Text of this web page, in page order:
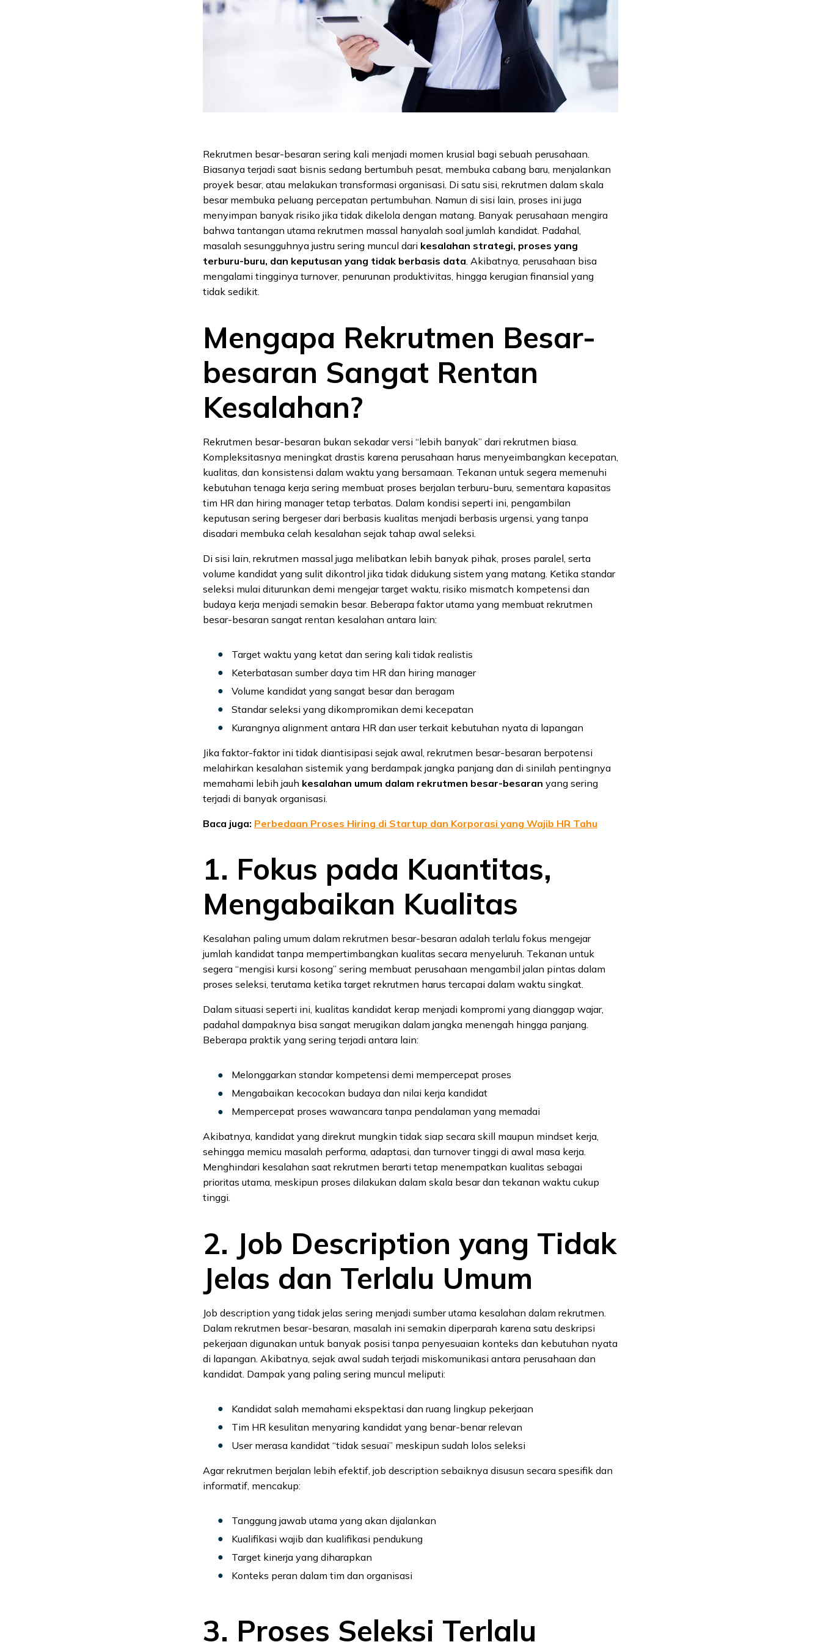
Rekrutmen besar-besaran sering kali menjadi momen krusial bagi sebuah perusahaan.
Biasanya terjadi saat bisnis sedang bertumbuh pesat, membuka cabang baru, menjalankan
proyek besar, atau melakukan transformasi organisasi. Di satu sisi, rekrutmen dalam skala
besar membuka peluang percepatan pertumbuhan. Namun di sisi lain, proses ini juga
menyimpan banyak risiko jika tidak dikelola dengan matang. Banyak perusahaan mengira
bahwa tantangan utama rekrutmen massal hanyalah soal jumlah kandidat. Padahal,
masalah sesungguhnya justru sering muncul dari kesalahan strategi, proses yang
terburu-buru, dan keputusan yang tidak berbasis data. Akibatnya, perusahaan bisa
mengalami tingginya turnover, penurunan produktivitas, hingga kerugian finansial yang
tidak sedikit.
Mengapa Rekrutmen Besar-
besaran Sangat Rentan
Kesalahan?
Rekrutmen besar-besaran bukan sekadar versi “lebih banyak” dari rekrutmen biasa.
Kompleksitasnya meningkat drastis karena perusahaan harus menyeimbangkan kecepatan,
kualitas, dan konsistensi dalam waktu yang bersamaan. Tekanan untuk segera memenuhi
kebutuhan tenaga kerja sering membuat proses berjalan terburu-buru, sementara kapasitas
tim HR dan hiring manager tetap terbatas. Dalam kondisi seperti ini, pengambilan
keputusan sering bergeser dari berbasis kualitas menjadi berbasis urgensi, yang tanpa
disadari membuka celah kesalahan sejak tahap awal seleksi.
Di sisi lain, rekrutmen massal juga melibatkan lebih banyak pihak, proses paralel, serta
volume kandidat yang sulit dikontrol jika tidak didukung sistem yang matang. Ketika standar
seleksi mulai diturunkan demi mengejar target waktu, risiko mismatch kompetensi dan
budaya kerja menjadi semakin besar. Beberapa faktor utama yang membuat rekrutmen
besar-besaran sangat rentan kesalahan antara lain:
Target waktu yang ketat dan sering kali tidak realistis
Keterbatasan sumber daya tim HR dan hiring manager
Volume kandidat yang sangat besar dan beragam
Standar seleksi yang dikompromikan demi kecepatan
Kurangnya alignment antara HR dan user terkait kebutuhan nyata di lapangan
Jika faktor-faktor ini tidak diantisipasi sejak awal, rekrutmen besar-besaran berpotensi
melahirkan kesalahan sistemik yang berdampak jangka panjang dan di sinilah pentingnya
memahami lebih jauh kesalahan umum dalam rekrutmen besar-besaran yang sering
terjadi di banyak organisasi.
Baca juga: Perbedaan Proses Hiring di Startup dan Korporasi yang Wajib HR Tahu
1. Fokus pada Kuantitas,
Mengabaikan Kualitas
Kesalahan paling umum dalam rekrutmen besar-besaran adalah terlalu fokus mengejar
jumlah kandidat tanpa mempertimbangkan kualitas secara menyeluruh. Tekanan untuk
segera “mengisi kursi kosong” sering membuat perusahaan mengambil jalan pintas dalam
proses seleksi, terutama ketika target rekrutmen harus tercapai dalam waktu singkat.
Dalam situasi seperti ini, kualitas kandidat kerap menjadi kompromi yang dianggap wajar,
padahal dampaknya bisa sangat merugikan dalam jangka menengah hingga panjang.
Beberapa praktik yang sering terjadi antara lain:
Melonggarkan standar kompetensi demi mempercepat proses
Mengabaikan kecocokan budaya dan nilai kerja kandidat
Mempercepat proses wawancara tanpa pendalaman yang memadai
Akibatnya, kandidat yang direkrut mungkin tidak siap secara skill maupun mindset kerja,
sehingga memicu masalah performa, adaptasi, dan turnover tinggi di awal masa kerja.
Menghindari kesalahan saat rekrutmen berarti tetap menempatkan kualitas sebagai
prioritas utama, meskipun proses dilakukan dalam skala besar dan tekanan waktu cukup
tinggi.
2. Job Description yang Tidak
Jelas dan Terlalu Umum
Job description yang tidak jelas sering menjadi sumber utama kesalahan dalam rekrutmen.
Dalam rekrutmen besar-besaran, masalah ini semakin diperparah karena satu deskripsi
pekerjaan digunakan untuk banyak posisi tanpa penyesuaian konteks dan kebutuhan nyata
di lapangan. Akibatnya, sejak awal sudah terjadi miskomunikasi antara perusahaan dan
kandidat. Dampak yang paling sering muncul meliputi:
Kandidat salah memahami ekspektasi dan ruang lingkup pekerjaan
Tim HR kesulitan menyaring kandidat yang benar-benar relevan
User merasa kandidat “tidak sesuai” meskipun sudah lolos seleksi
Agar rekrutmen berjalan lebih efektif, job description sebaiknya disusun secara spesifik dan
informatif, mencakup:
Tanggung jawab utama yang akan dijalankan
Kualifikasi wajib dan kualifikasi pendukung
Target kinerja yang diharapkan
Konteks peran dalam tim dan organisasi
3. Proses Seleksi Terlalu